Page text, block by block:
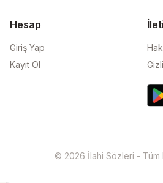
Hesap
Giriş Yap
Kayıt Ol
© 2026 İlahi Sözleri - Tüm